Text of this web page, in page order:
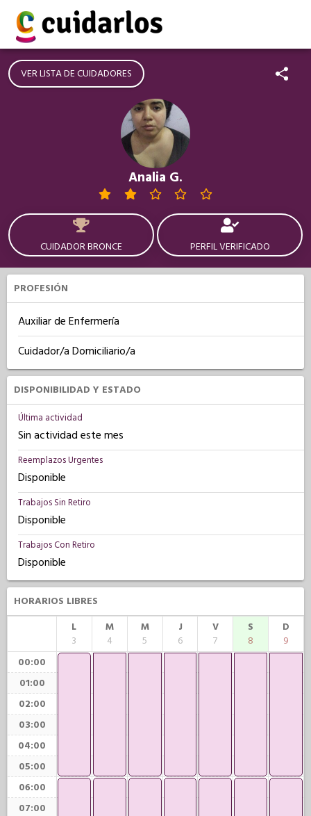
VER LISTA DE CUIDADORES
Analia G.
CUIDADOR BRONCE PERFIL VERIFICADO
PROFESIÓN
Auxiliar de Enfermería
Cuidador/a Domiciliario/a
DISPONIBILIDAD Y ESTADO
Última actividad
Sin actividad este mes
Reemplazos Urgentes
Disponible
Trabajos Sin Retiro
Disponible
Trabajos Con Retiro
Disponible
HORARIOS LIBRES
L
3
M
4
M
5
J
6
V
7
S
8
D
9
00:00
01:00
02:00
03:00
04:00
05:00
06:00
07:00